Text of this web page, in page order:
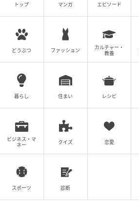
トップ マンガ エピソード
どうぶつ ファッション
カルチャー・
教養
暮らし 住まい レシピ
ビジネス・マ
ネー
クイズ 恋愛
スポーツ 診断